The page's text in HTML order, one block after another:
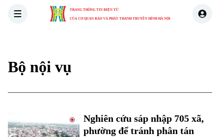
TRANG THÔNG TIN ĐIỆN TỬ
CỦA CƠ QUAN BÁO VÀ PHÁT THANH TRUYỀN HÌNH HÀ NỘI
Bộ nội vụ
Nghiên cứu sáp nhập 705 xã,
phường để tránh phân tán